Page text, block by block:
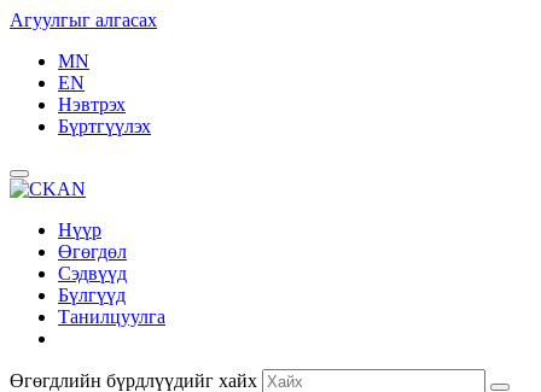
Агуулгыг алгасах
MN
EN
Нэвтрэх
Бүртгүүлэх
Нүүр
Өгөгдөл
Сэдвүүд
Бүлгүүд
Танилцуулга
Өгөгдлийн бүрдлүүдийг хайх